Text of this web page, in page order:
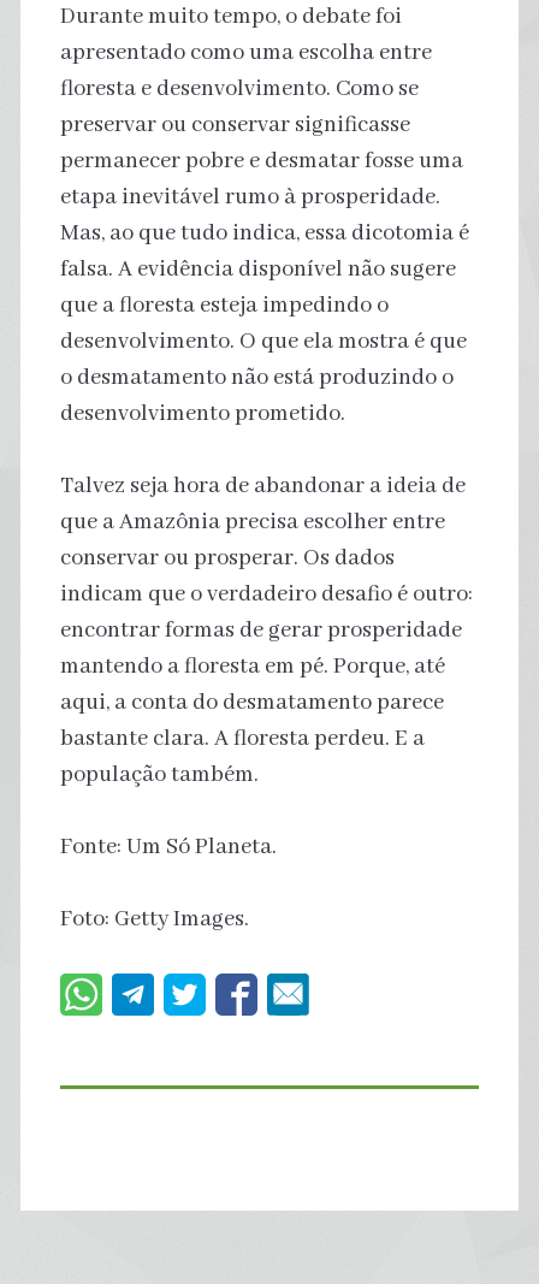
Durante muito tempo, o debate foi
apresentado como uma escolha entre
floresta e desenvolvimento. Como se
preservar ou conservar significasse
permanecer pobre e desmatar fosse uma
etapa inevitável rumo à prosperidade.
Mas, ao que tudo indica, essa dicotomia é
falsa. A evidência disponível não sugere
que a floresta esteja impedindo o
desenvolvimento. O que ela mostra é que
o desmatamento não está produzindo o
desenvolvimento prometido.
Talvez seja hora de abandonar a ideia de
que a Amazônia precisa escolher entre
conservar ou prosperar. Os dados
indicam que o verdadeiro desafio é outro:
encontrar formas de gerar prosperidade
mantendo a floresta em pé. Porque, até
aqui, a conta do desmatamento parece
bastante clara. A floresta perdeu. E a
população também.
Fonte: Um Só Planeta.
Foto: Getty Images.